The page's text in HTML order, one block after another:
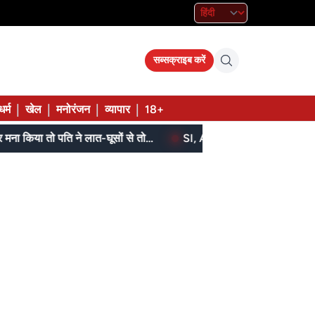
सब्सक्राइब करें
खेल मनोरंजन व्यापार 18+
बेटे ने मां को दिए थे पैसे, मांगने पर मना किया तो पति ने लात-घूसों से तोड़ी तिल्ली; गिरफ्तार